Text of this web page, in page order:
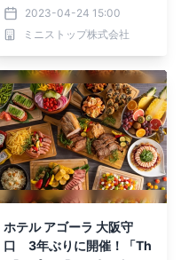
より５０円引き クランキ
ーチキン各２品、本体価格
より２０円引き
2023-04-24 15:00
ミニストップ株式会社
ホテル アゴーラ 大阪守
口 3年ぶりに開催！「Th